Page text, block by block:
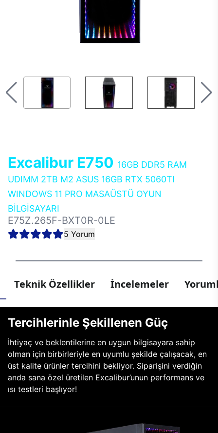
Excalibur E750 16GB DDR5 RAM
UDIMM 2TB M2 ASUS 16GB RTX 5060TI
WINDOWS 11 PRO MASAÜSTÜ OYUN
BİLGİSAYARI
E75Z.265F-BXT0R-0LE
5 Yorum
Teknik Özellikler İncelemeler
Tercihlerinle Şekillenen Güç
İhtiyaç ve beklentilerine en uygun bilgisayara sahip
olman için birbirleriyle en uyumlu şekilde çalışacak, en
üst kalite ürünler tercihini bekliyor. Siparişini verdiğin
anda sana özel üretilen Excalibur’unun performans ve
ısı testleri başlıyor!